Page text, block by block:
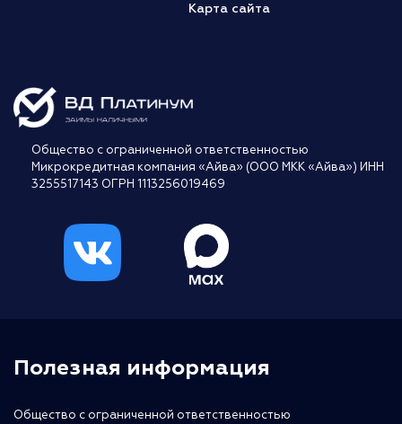
Карта сайта
Общество с ограниченной ответственностью
Микрокредитная компания «Айва» (ООО МКК «Айва») ИНН
3255517143 ОГРН 1113256019469
Полезная информация
Общество с ограниченной ответственностью